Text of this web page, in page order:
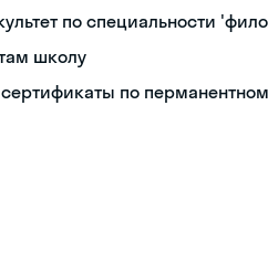
по специальности
школу
по